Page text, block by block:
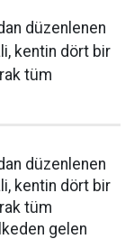
düzenlenen
kentin dört bir
tüm
düzenlenen
kentin dört bir
tüm
gelen